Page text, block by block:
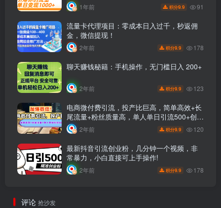
1年前 积分9.9 91
流量卡代理项目：零成本日入过千，秒返佣
金，微信提现！
2年前 积分9.9 178
聊天赚钱秘籍：手机操作，无门槛日入 200+
2年前 积分9.9 123
电商微付费引流，投产比巨高，简单高效+长
尾流量+粉丝质量高，单人单日引流500+创业
粉
2年前 积分9.9 120
最新抖音引流创业粉，几分钟一个视频，非
常暴力，小白直接可上手操作!
2年前 积分9.9 178
评论 抢沙发